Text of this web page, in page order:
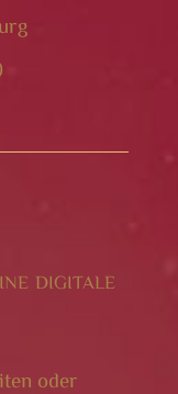
digitale
oder